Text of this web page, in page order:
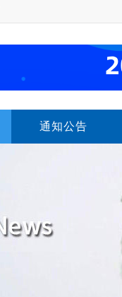
通知公告